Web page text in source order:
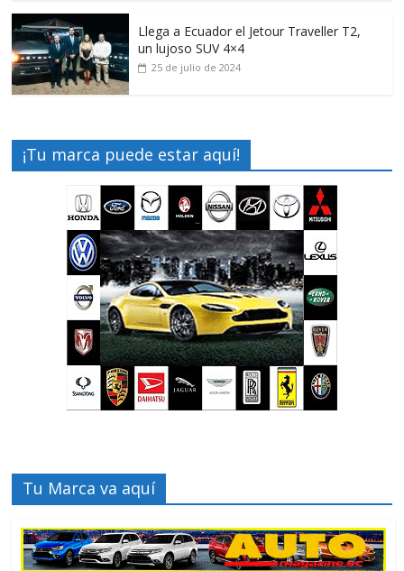
Llega a Ecuador el Jetour Traveller T2,
un lujoso SUV 4×4
25 de julio de 2024
¡Tu marca puede estar aquí!
Tu Marca va aquí